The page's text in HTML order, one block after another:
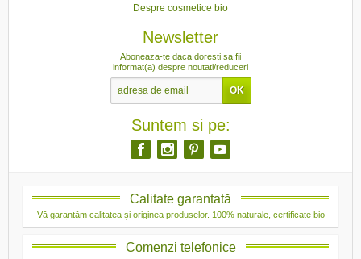
Despre cosmetice bio
Newsletter
Aboneaza-te daca doresti sa fii
informat(a) despre noutati/reduceri
Suntem si pe:
Calitate garantată
Vă garantăm calitatea și originea produselor. 100% naturale, certificate bio
Comenzi telefonice